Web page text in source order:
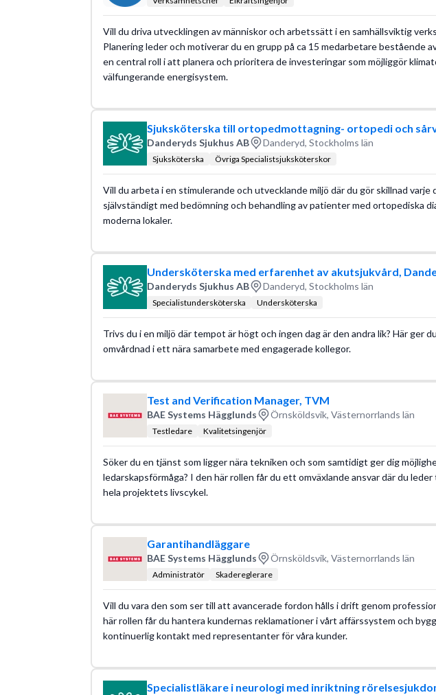
Vill du driva utvecklingen av människor och arbetssätt i en samhällsviktig
Planering leder och motiverar du en grupp på ca 15 medarbetare bestående
en central roll i att planera och prioritera de investeringar som möjliggör
välfungerande energisystem.
Sjuksköterska till ortopedmottagning- ortopedi och
Danderyds Sjukhus AB Danderyd, Stockholms län
Sjuksköterska Övriga Specialistsjuksköterskor
Vill du arbeta i en stimulerande och utvecklande miljö där du gör skillnad varje
självständigt med bedömning och behandling av patienter med ortopediska
moderna lokaler.
Undersköterska med erfarenhet av akutsjukvård,
Danderyds Sjukhus AB Danderyd, Stockholms län
Specialistundersköterska Undersköterska
Trivs du i en miljö där tempot är högt och ingen dag är den andra lik? Här ger
omvårdnad i ett nära samarbete med engagerade kollegor.
Test and Verification Manager, TVM
BAE Systems Hägglunds Örnsköldsvik, Västernorrlands län
Testledare Kvalitetsingenjör
Söker du en tjänst som ligger nära tekniken och som samtidigt ger dig
ledarskapsförmåga? I den här rollen får du ett omväxlande ansvar där du
hela projektets livscykel.
Garantihandläggare
BAE Systems Hägglunds Örnsköldsvik, Västernorrlands län
Administratör Skadereglerare
Vill du vara den som ser till att avancerade fordon hålls i drift genom
här rollen får du hantera kundernas reklamationer i vårt affärssystem och
kontinuerlig kontakt med representanter för våra kunder.
Specialistläkare i neurologi med inriktning